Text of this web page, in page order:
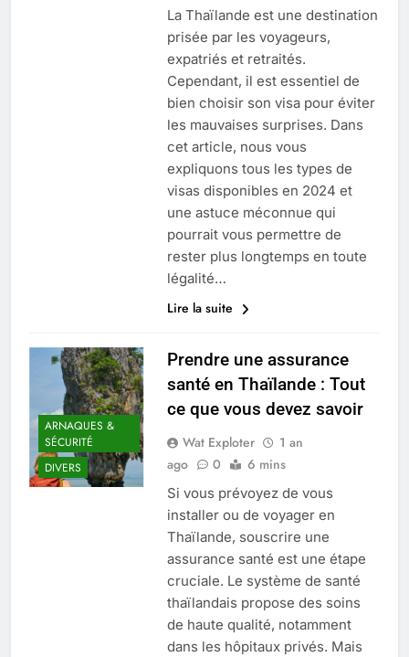
La Thaïlande est une destination
prisée par les voyageurs,
expatriés et retraités.
Cependant, il est essentiel de
bien choisir son visa pour éviter
les mauvaises surprises. Dans
cet article, nous vous
expliquons tous les types de
visas disponibles en 2024 et
une astuce méconnue qui
pourrait vous permettre de
rester plus longtemps en toute
légalité…
Lire la suite
ARNAQUES &
SÉCURITÉ
DIVERS
Prendre une assurance
santé en Thaïlande : Tout
ce que vous devez savoir
Wat Exploter
1 an
ago
0 6 mins
Si vous prévoyez de vous
installer ou de voyager en
Thaïlande, souscrire une
assurance santé est une étape
cruciale. Le système de santé
thaïlandais propose des soins
de haute qualité, notamment
dans les hôpitaux privés. Mais